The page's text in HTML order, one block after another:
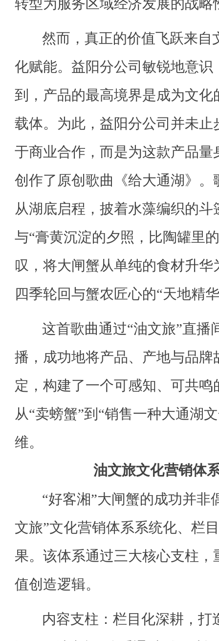
转型为服务区域经济发展的战略
然而，真正的价值飞跃来自
化赋能。益阳分公司敏锐地意识
到，产品的最高境界是成为文化
载体。为此，益阳分公司并未止
于商业合作，而是为这款产品量
创作了原创歌曲《给大通湖》。
从湖底启程，披着水藻编织的斗
与“膏黄沉淀的夕照，比陶罐里
叹，将大闸蟹从单纯的食材升
四季轮回与蟹农匠心的“天地精
这首歌曲通过“油文旅”直播
播，成功地将产品、产地与品牌
定，构建了一个可感知、可共
从“卖螃蟹”到“销售一种大通湖
维。
油文旅文化营销体
“好客湘”大闸蟹的成功并非
文旅”文化营销体系系统化、栏
果。该体系通过三大核心支柱
值创造逻辑。
内容支柱：栏目化深耕，打